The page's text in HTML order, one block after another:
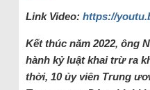
Link Video: https://
Kết thúc năm 2022, ông
hành kỷ luật khai trừ ra
thời, 10 ủy viên Trung